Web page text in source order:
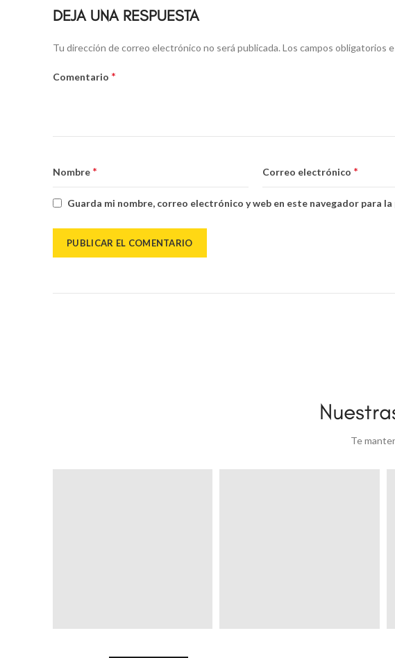
DEJA UNA RESPUESTA
Tu dirección de correo electrónico no será publicada.Los campos obligatorios
Comentario *
Nombre * Correo electrónico *
Guarda mi nombre, correo electrónico y web en este navegador para
Alternative:
Te